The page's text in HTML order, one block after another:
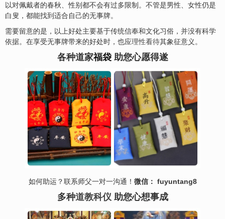
以对佩戴者的春秋、性别都不会有过多限制。不管是男性、女性仍是
白叟，都能找到适合自己的无事牌。
需要留意的是，以上好处主要基于传统信奉和文化习俗，并没有科学
依据。在享受无事牌带来的好处时，也应理性看待其象征意义。
各种道家福袋助您心愿得遂
如何助运？联系师父一对一沟通！ 微信： fuyuntang8
多种道教科仪助您心想事成